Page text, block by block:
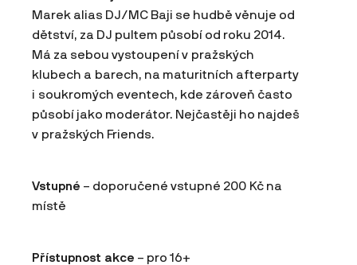
Marek alias DJ/MC Baji se hudbě věnuje od
dětství, za DJ pultem působí od roku 2014.
Má za sebou vystoupení v pražských
klubech a barech, na maturitních afterparty
i soukromých eventech, kde zároveň často
působí jako moderátor. Nejčastěji ho najdeš
v pražských Friends.
Vstupné – doporučené vstupné 200 Kč na
místě
Přístupnost akce – pro 16+